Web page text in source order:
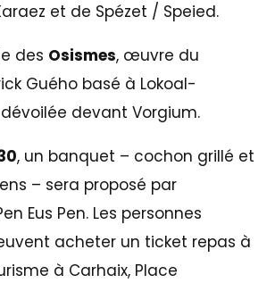
et de Spézet / Speied.
des Osismes, œuvre du
Guého basé à Lokoal-
devant Vorgium.
, un banquet – cochon grillé et
– sera proposé par
Eus Pen. Les personnes
acheter un ticket repas à
à Carhaix, Place